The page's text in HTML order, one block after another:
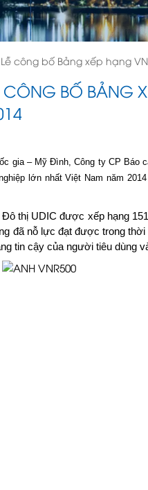
công bố Bảng xếp hạng
CÔNG BỐ BẢNG
gia – Mỹ Đình, Công ty CP
lớn nhất Việt Nam năm
thị UDIC được xếp hạng
đã nỗ lực đạt được trong
tin cậy của người tiêu dùng